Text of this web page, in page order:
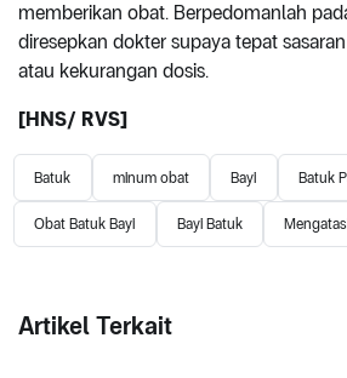
memberikan obat. Berpedomanlah
diresepkan dokter supaya tepat
atau kekurangan dosis.
[HNS/ RVS]
Batuk minum obat Bayi Batuk
Obat Batuk Bayi Bayi Batuk
Artikel Terkait